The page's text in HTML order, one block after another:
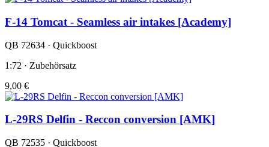
F-14 Tomcat - Seamless air intakes [Academy]
QB 72634 · Quickboost
1:72 · Zubehörsatz
9,00 €
L-29RS Delfin - Reccon conversion [AMK]
QB 72535 · Quickboost